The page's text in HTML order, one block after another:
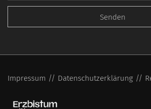
Impressum Datenschutzerklärung